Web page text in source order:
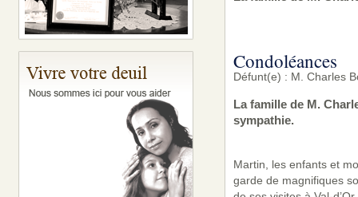
Condoléances
Défunt(e) : M. Charles
La famille de M.
sympathie.
Martin, les enfants et
garde de magnifiques